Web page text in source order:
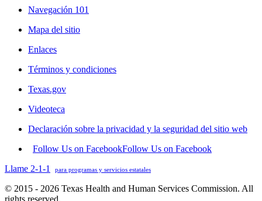
Navegación 101
Mapa del sitio
Enlaces
Términos y condiciones
Texas.gov
Videoteca
Declaración sobre la privacidad y la seguridad del sitio web
Follow Us on FacebookFollow Us on Facebook
Llame 2-1-1
para programas y servicios estatales
© 2015 - 2026 Texas Health and Human Services Commission. All
rights reserved.